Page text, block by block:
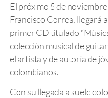
El próximo 5 de
Francisco Correa, llegará
primer CD titulado
colección musical de
el artista y de autoría de
colombianos.
Con su llegada a suelo